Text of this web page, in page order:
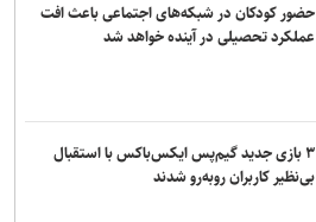
حضور کودکان در شبکه‌های اجتماعی باعث افت
عملکرد تحصیلی در آینده خواهد شد
۳ بازی جدید گیم‌پس ایکس‌باکس با استقبال
بی‌نظیر کاربران روبه‌رو شدند